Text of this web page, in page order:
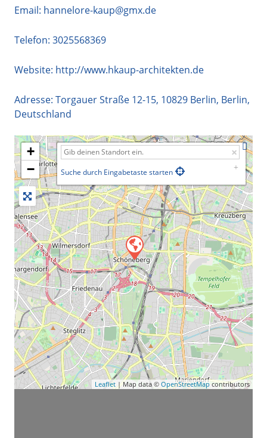
Email: hannelore-kaup@gmx.de
Telefon: 3025568369
Website: http://www.hkaup-architekten.de
Adresse: Torgauer Straße 12-15, 10829 Berlin, Berlin,
Deutschland
+
−
Suche durch Eingabetaste starten
Leaflet | Map data © OpenStreetMap contributors